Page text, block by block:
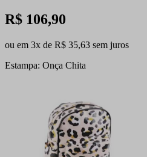
R$ 106,90
ou em 3x de R$ 35,63 sem juros
Estampa: Onça Chita